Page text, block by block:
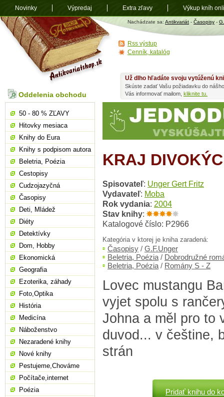
Antikvariát
shop.sk
Nachádzate sa: Antikvariát - Časopisy -
KRAJ
Spisovateľ: Unger Gert Fritz
Vydavateľ: Moba
Rok vydania: 2004
Stav knihy:
Katalogové číslo: P2966
Kategória v ktorej je kniha zaradená:
Časopisy / G.F.Unger
Beletria, Poézia / Dobrodružné
Beletria, Poézia / Romány S - Z
Lovec mustangu
vyjet spolu s
Johna a měl pro to
duvod... v češtine,
strán
Pridať knihu do
Už dlho hľadáte svoju vytúženú
Skúste zadať Vašu požiadavku do
Vás informovať mailom, kliknite tu.
Oddelenia obchodu
50 - 80 % ZĽAVY
Hitovky mesiaca
Knihy do Eura
Knihy s podpisom autora
Beletria, Poézia
Cestopisy
Cudzojazyčná
Časopisy
Deti, Mládež
Diéty
Detektívky
Dom, Hobby
Ekonomická
Geografia
Ezoterika, záhady
Foto,Optika
História
Medicína
Náboženstvo
Nezaradené knihy
Nové knihy
Pestujeme,Chováme
Počítače,internet
Poézia
Rss výstup
Cenník, katalóg
Novinky Výpredaj Extra zľavy Výkup kníh